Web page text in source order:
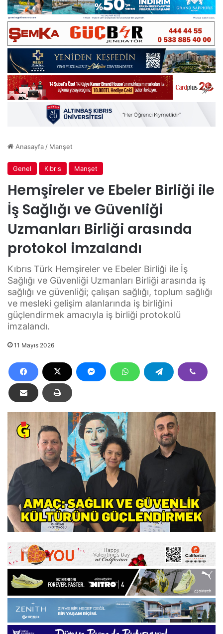
Anasayfa / Manşet
Genel Kıbrıs Manşet
Hemşireler ve Ebeler Birliği ile
İş Sağlığı ve Güvenliği
Uzmanları Birliği arasında
protokol imzalandı
Kıbrıs Türk Hemşireler ve Ebeler Birliği ile İş
Sağlığı ve Güvenliği Uzmanları Birliği arasında iş
sağlığı ve güvenliği; çalışan sağlığı, toplum sağlığı
ve mesleki gelişim alanlarında iş birliğini
güçlendirmek amacıyla iş birliği protokolü
imzalandı.
11 Mayıs 2026